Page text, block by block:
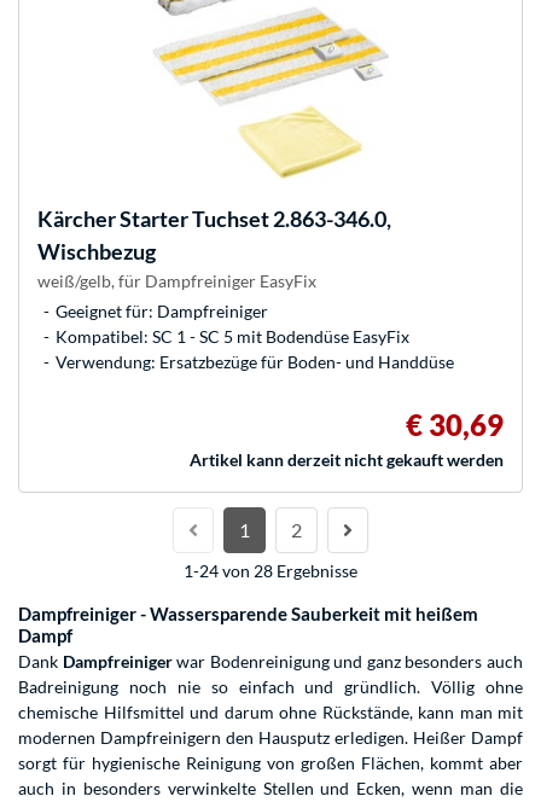
KärcherStarter Tuchset 2.863-346.0,
Wischbezug
weiß/gelb, für Dampfreiniger EasyFix
Geeignet für: Dampfreiniger
Kompatibel: SC 1 - SC 5 mit Bodendüse EasyFix
Verwendung: Ersatzbezüge für Boden- und Handdüse
€ 30,69
Artikel kann derzeit nicht gekauft werden
1 2
1-24 von 28 Ergebnisse
Dampfreiniger - Wassersparende Sauberkeit mit heißem
Dampf
Dank Dampfreinigerwar Bodenreinigung und ganz besonders auch
Badreinigung noch nie so einfach und gründlich. Völlig ohne
chemische Hilfsmittel und darum ohne Rückstände, kann man mit
modernen Dampfreinigern den Hausputz erledigen. Heißer Dampf
sorgt für hygienische Reinigung von großen Flächen, kommt aber
auch in besonders verwinkelte Stellen und Ecken, wenn man die